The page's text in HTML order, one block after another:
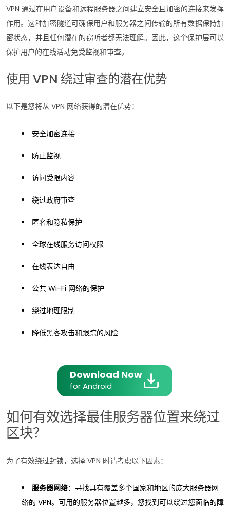
VPN 通过在用户设备和远程服务器之间建立安全且加密的连接来发挥
作用。这种加密隧道可确保用户和服务器之间传输的所有数据保持加
密状态，并且任何潜在的窃听者都无法理解。因此，这个保护层可以
保护用户的在线活动免受监视和审查。
使用 VPN 绕过审查的潜在优势
以下是您将从 VPN 网络获得的潜在优势：
安全加密连接
防止监视
访问受限内容
绕过政府审查
匿名和隐私保护
全球在线服务访问权限
在线表达自由
公共 Wi-Fi 网络的保护
绕过地理限制
降低黑客攻击和跟踪的风险
Download Now
for Android
如何有效选择最佳服务器位置来绕过
区块？
为了有效绕过封锁，选择 VPN 时请考虑以下因素：
服务器网络：寻找具有覆盖多个国家和地区的庞大服务器网
络的 VPN。可用的服务器位置越多，您找到可以绕过您面临的障